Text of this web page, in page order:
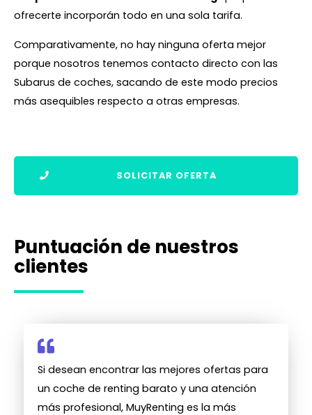
ofrecerte incorporán todo en una sola tarifa.
Comparativamente, no hay ninguna oferta mejor
porque nosotros tenemos contacto directo con las
Subarus de coches, sacando de este modo precios
más asequibles respecto a otras empresas.
SOLICITAR OFERTA
Puntuación de nuestros
clientes
Si desean encontrar las mejores ofertas para
un coche de renting barato y una atención
más profesional, MuyRenting es la más